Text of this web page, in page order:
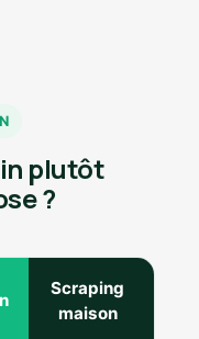
plutôt
?
Scraping
maison